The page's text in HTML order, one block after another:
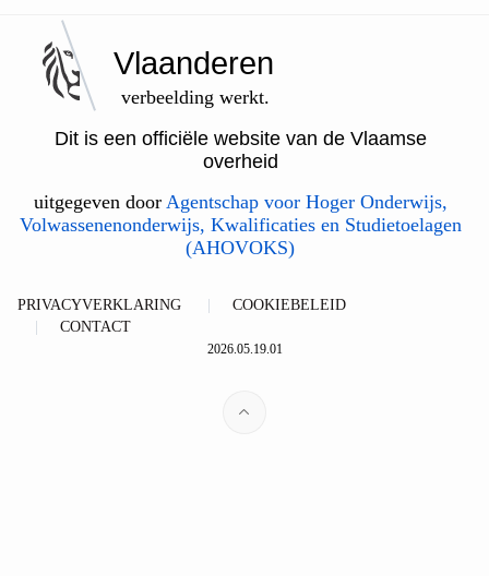
Vlaanderen
verbeelding werkt.
Dit is een officiële website van de Vlaamse
overheid
uitgegeven door Agentschap voor Hoger Onderwijs,
Volwassenenonderwijs, Kwalificaties en Studietoelagen
(AHOVOKS)
PRIVACYVERKLARING
COOKIEBELEID
CONTACT
2026.05.19.01